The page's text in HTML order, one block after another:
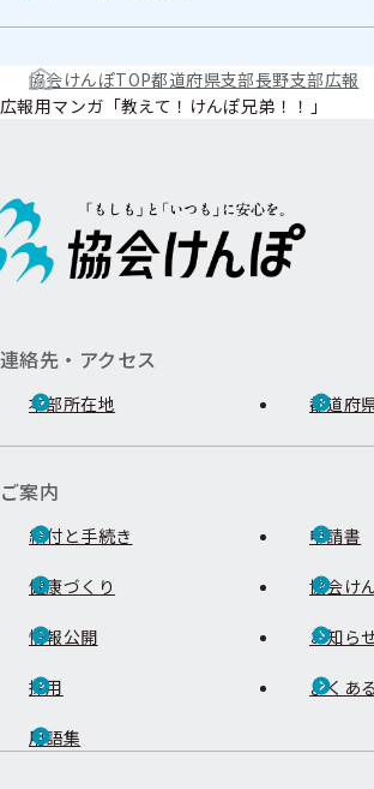
協会けんぽTOP都道府県支部長野支部広報
広報用マンガ「教えて！けんぽ兄弟！！」
連絡先・アクセス
本部所在地 都道府
ご案内
給付と手続き 申請書
健康づくり 協会け
情報公開 お知ら
採用 よくあ
用語集